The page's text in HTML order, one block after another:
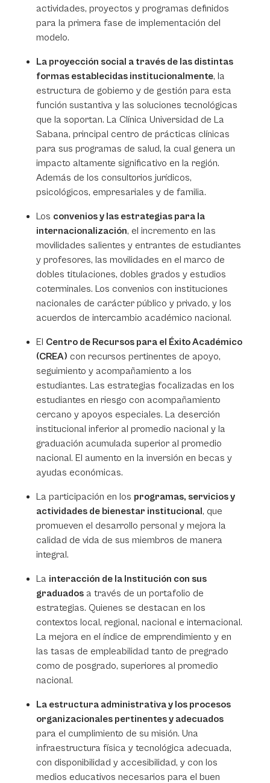
actividades, proyectos y programas definidos
para la primera fase de implementación del
modelo.
La proyección social a través de las distintas
formas establecidas institucionalmente, la
estructura de gobierno y de gestión para esta
función sustantiva y las soluciones tecnológicas
que la soportan. La Clínica Universidad de La
Sabana, principal centro de prácticas clínicas
para sus programas de salud, la cual genera un
impacto altamente significativo en la región.
Además de los consultorios jurídicos,
psicológicos, empresariales y de familia.
Los convenios y las estrategias para la
internacionalización, el incremento en las
movilidades salientes y entrantes de estudiantes
y profesores, las movilidades en el marco de
dobles titulaciones, dobles grados y estudios
coterminales. Los convenios con instituciones
nacionales de carácter público y privado, y los
acuerdos de intercambio académico nacional.
El Centro de Recursos para el Éxito Académico
(CREA) con recursos pertinentes de apoyo,
seguimiento y acompañamiento a los
estudiantes. Las estrategias focalizadas en los
estudiantes en riesgo con acompañamiento
cercano y apoyos especiales. La deserción
institucional inferior al promedio nacional y la
graduación acumulada superior al promedio
nacional. El aumento en la inversión en becas y
ayudas económicas.
La participación en los programas, servicios y
actividades de bienestar institucional, que
promueven el desarrollo personal y mejora la
calidad de vida de sus miembros de manera
integral.
La interacción de la Institución con sus
graduados a través de un portafolio de
estrategias. Quienes se destacan en los
contextos local, regional, nacional e internacional.
La mejora en el índice de emprendimiento y en
las tasas de empleabilidad tanto de pregrado
como de posgrado, superiores al promedio
nacional.
La estructura administrativa y los procesos
organizacionales pertinentes y adecuados
para el cumplimiento de su misión. Una
infraestructura física y tecnológica adecuada,
con disponibilidad y accesibilidad, y con los
medios educativos necesarios para el buen